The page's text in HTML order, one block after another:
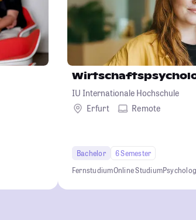
IU Internationale Hochschule
Erfurt
Remote
Bachelor
6 Semester
FernstudiumOnline Studium